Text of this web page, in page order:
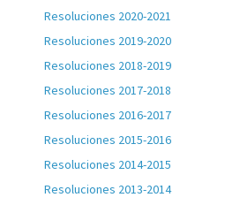
Resoluciones 2020-2021
Resoluciones 2019-2020
Resoluciones 2018-2019
Resoluciones 2017-2018
Resoluciones 2016-2017
Resoluciones 2015-2016
Resoluciones 2014-2015
Resoluciones 2013-2014